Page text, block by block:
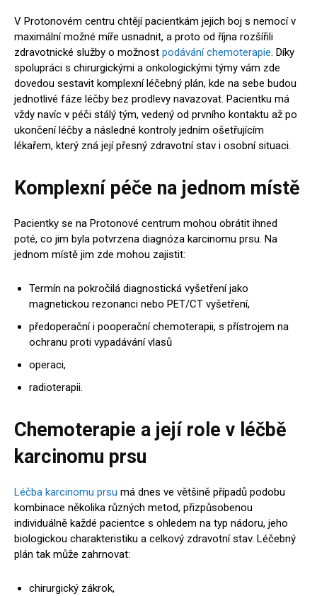
V Protonovém centru chtějí pacientkám jejich boj s nemocí v
maximální možné míře usnadnit, a proto od října rozšířili
zdravotnické služby o možnost podávání chemoterapie. Díky
spolupráci s chirurgickými a onkologickými týmy vám zde
dovedou sestavit komplexní léčebný plán, kde na sebe budou
jednotlivé fáze léčby bez prodlevy navazovat. Pacientku má
vždy navíc v péči stálý tým, vedený od prvního kontaktu až po
ukončení léčby a následné kontroly jedním ošetřujícím
lékařem, který zná její přesný zdravotní stav i osobní situaci.
Komplexní péče na jednom místě
Pacientky se na Protonové centrum mohou obrátit ihned
poté, co jim byla potvrzena diagnóza karcinomu prsu. Na
jednom místě jim zde mohou zajistit:
Termín na pokročilá diagnostická vyšetření jako
magnetickou rezonanci nebo PET/CT vyšetření,
předoperační i pooperační chemoterapii, s přístrojem na
ochranu proti vypadávání vlasů
operaci,
radioterapii.
Chemoterapie a její role v léčbě
karcinomu prsu
Léčba karcinomu prsu má dnes ve většině případů podobu
kombinace několika různých metod, přizpůsobenou
individuálně každé pacientce s ohledem na typ nádoru, jeho
biologickou charakteristiku a celkový zdravotní stav. Léčebný
plán tak může zahrnovat:
chirurgický zákrok,